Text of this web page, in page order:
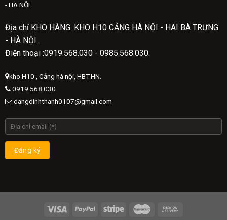
- HÀ NỘI.
Địa chỉ KHO HÀNG :KHO H10 CẢNG HÀ NỘI - HAI BÀ TRƯNG
- HÀ NỘI.
Điện thoại :0919.568.030 - 0985.568.030.
kho H10 , Cảng hà nội, HBT-HN.
0919.568.030
dangdinhthanh0107@gmail.com